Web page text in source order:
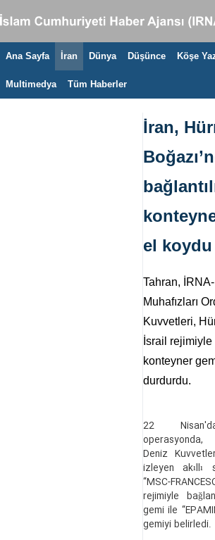
Ana Sayfa İran Dünya Düşünce Köşe
Multimedya Tüm Haberler
İran,
el koydu
Tahran,
Muhafızları
Kuvvetleri,
İsrail rejimiyle
konteyner
durdurdu.
22
operasyonda,
Deniz
izleyen akıllı
“MSC-
rejimiyle
gemi ile
gemiyi belirledi.